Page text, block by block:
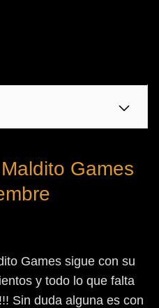
Games
Games sigue con su
y todo lo que falta
Sin duda alguna es con